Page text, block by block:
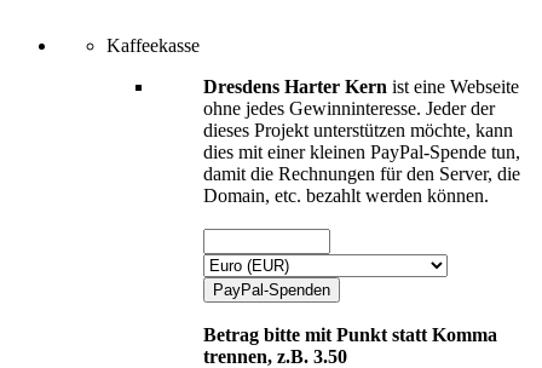
Kaffeekasse
Dresdens Harter Kern ist eine Webseite
ohne jedes Gewinninteresse. Jeder der
dieses Projekt unterstützen möchte, kann
dies mit einer kleinen PayPal-Spende tun,
damit die Rechnungen für den Server, die
Domain, etc. bezahlt werden können.
Betrag bitte mit Punkt statt Komma
trennen, z.B. 3.50